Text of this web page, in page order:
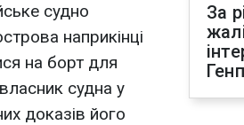
судно
наприкінці
на борт для
судна у
доказів його
За